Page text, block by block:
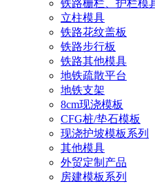
铁路栅栏、护栏模
立柱模具
铁路花纹盖板
铁路步行板
铁路其他模具
地铁疏散平台
地铁支架
8cm现浇模板
CFG桩/垫石模板
现浇护坡模板系列
其他模具
外贸定制产品
房建模板系列